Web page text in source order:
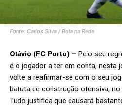
Fonte: Carlos Silva / Bola na Rede
Otávio (FC Porto) – Pelo seu
é o jogador a ter em conta, nesta
volte a reafirmar-se com o seu
batuta de construção ofensiva,
Tudo justifica que causará